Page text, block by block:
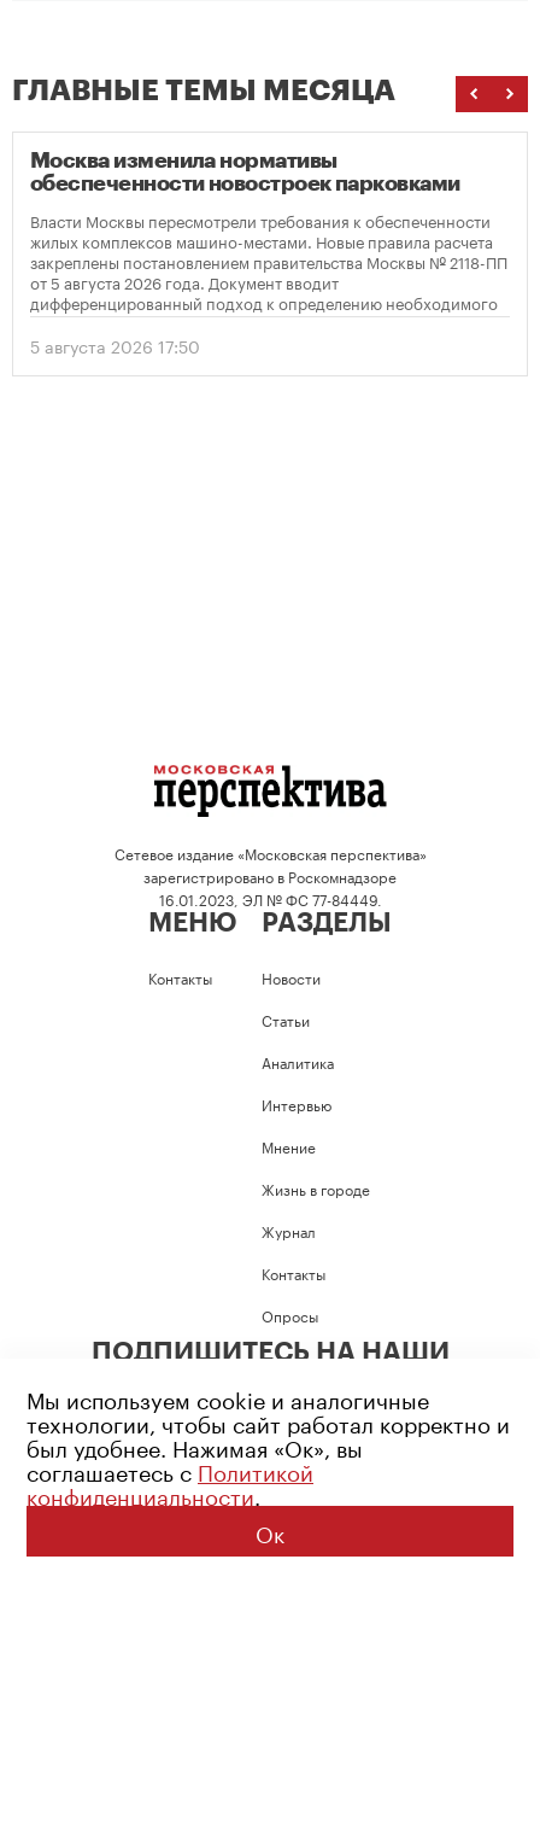
ГЛАВНЫЕ ТЕМЫ МЕСЯЦА
Москва изменила нормативы
обеспеченности новостроек парковками
Власти Москвы пересмотрели требования к обеспеченности
жилых комплексов машино-местами. Новые правила расчета
закреплены постановлением правительства Москвы № 2118-ПП
от 5 августа 2026 года. Документ вводит
дифференцированный подход к определению необходимого
количества парковок в зависимости от площади квартир и
устанавливает переходный период для уже согласованных
проектов.
5 августа 2026 17:50
Сетевое издание «Московская перспектива»
зарегистрировано в Роскомнадзоре
16.01.2023, ЭЛ № ФС 77-84449.
МЕНЮ
Контакты
РАЗДЕЛЫ
Новости
Статьи
Аналитика
Интервью
Мнение
Жизнь в городе
Журнал
Контакты
Опросы
ПОДПИШИТЕСЬ НА НАШИ
Возрастное ограничение: 16+
Политика конфиденциальности
© 2026 Все права защищены
Мы используем cookie и аналогичные
технологии, чтобы сайт работал корректно и
был удобнее. Нажимая «Ок», вы
соглашаетесь с Политикой
конфиденциальности.
Ок